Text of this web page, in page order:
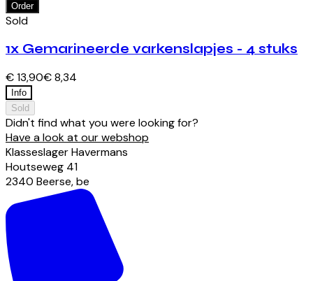
Order
Sold
1x Gemarineerde varkenslapjes - 4 stuks
€ 13,90€ 8,34
Info
Sold
Didn't find what you were looking for?
Have a look at our webshop
Klasseslager Havermans
Houtseweg 41
2340 Beerse,be